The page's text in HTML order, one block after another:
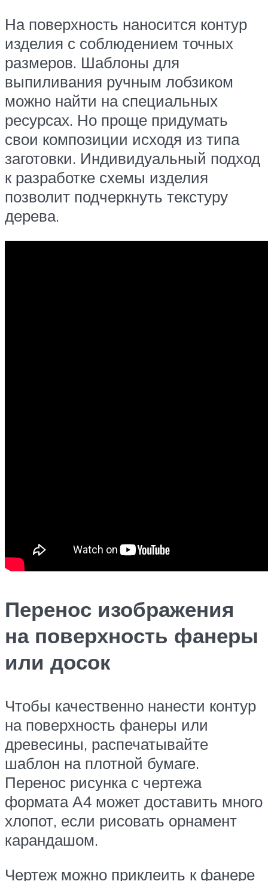
На поверхность наносится контур
изделия с соблюдением точных
размеров. Шаблоны для
выпиливания ручным лобзиком
можно найти на специальных
ресурсах. Но проще придумать
свои композиции исходя из типа
заготовки. Индивидуальный подход
к разработке схемы изделия
позволит подчеркнуть текстуру
дерева.
Перенос изображения
на поверхность фанеры
или досок
Чтобы качественно нанести контур
на поверхность фанеры или
древесины, распечатывайте
шаблон на плотной бумаге.
Перенос рисунка с чертежа
формата А4 может доставить много
хлопот, если рисовать орнамент
карандашом.
Чертеж можно приклеить к фанере